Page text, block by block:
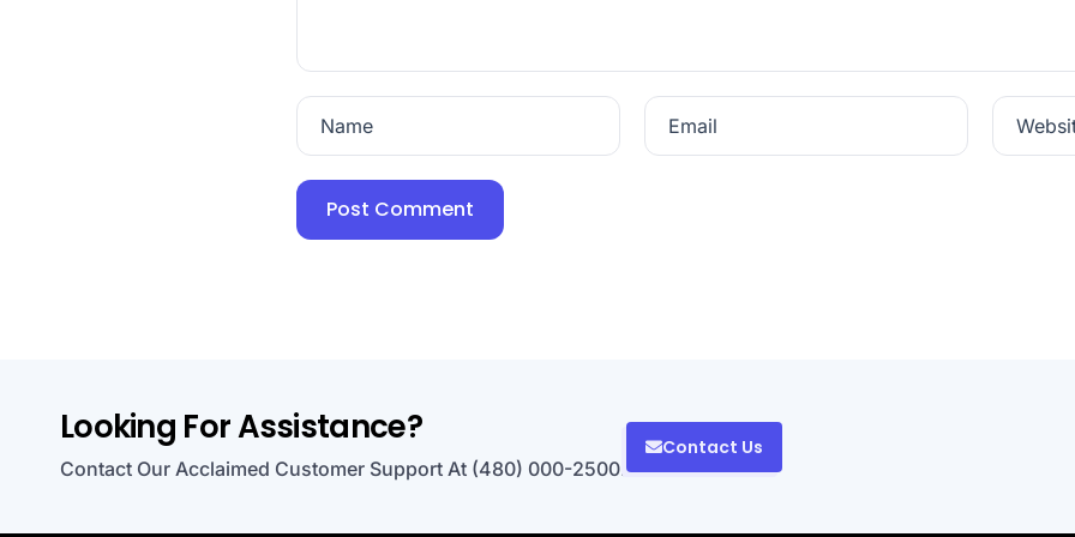
Name Email
Looking For Assistance?
Contact Our Acclaimed Customer Support At (480) 000-2500.
Contact Us